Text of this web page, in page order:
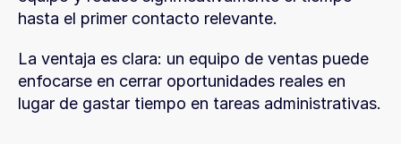
hasta el primer contacto relevante.
La ventaja es clara: un equipo de ventas puede
enfocarse en cerrar oportunidades reales en
lugar de gastar tiempo en tareas administrativas.